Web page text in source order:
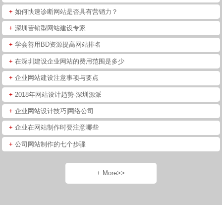
+ 如何快速诊断网站是否具有营销力？
+ 深圳营销型网站建设专家
+ 学会善用BD资源提高网站排名
+ 在深圳建设企业网站的费用范围是多少
+ 企业网站建设注意事项与要点
+ 2018年网站设计趋势-深圳源派
+ 企业网站设计技巧|网络公司
+ 企业在网站制作时要注意哪些
+ 公司网站制作的七个步骤
+ More>>